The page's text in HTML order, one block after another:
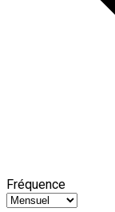
Fréquence